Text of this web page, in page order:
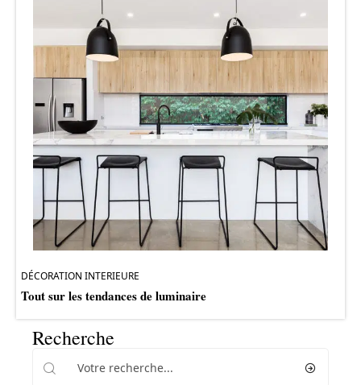
DÉCORATION INTERIEURE
Tout sur les tendances de luminaire
Recherche